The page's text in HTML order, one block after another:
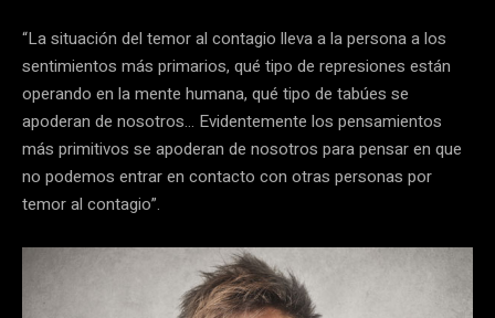
“La situación del temor al contagio lleva a la persona a los
sentimientos más primarios, qué tipo de represiones están
operando en la mente humana, qué tipo de tabúes se
apoderan de nosotros… Evidentemente los pensamientos
más primitivos se apoderan de nosotros para pensar en que
no podemos entrar en contacto con otras personas por
temor al contagio”.